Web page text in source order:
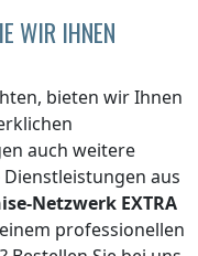
WIR IHNEN
bieten wir Ihnen
auch weitere
aus
Netzwerk EXTRA
professionellen